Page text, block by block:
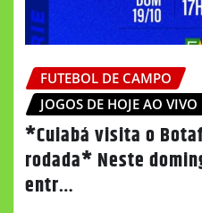
FUTEBOL DE CAMPO
JOGOS DE HOJE AO VIVO
*Cuiabá visita o
rodada* Neste
entr…